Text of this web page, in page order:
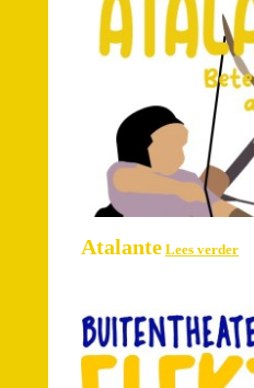
Atalante Lees verder